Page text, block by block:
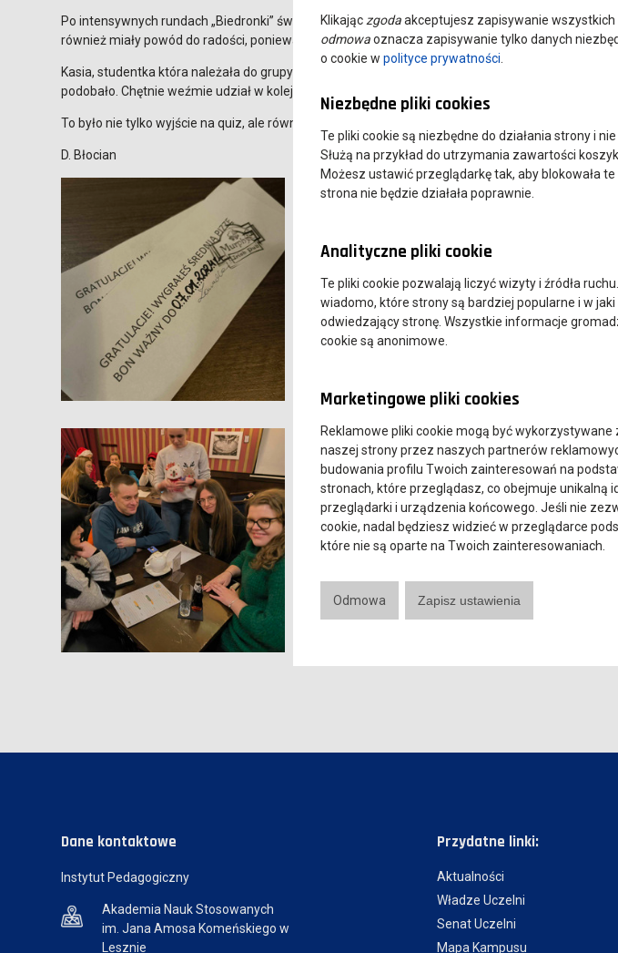
Po intensywnych rundach „Biedronki” świętowały swój sukces, gdy okazało się, że zdobyły 4.
również miały powód do radości, ponieważ zdobyły nagrodę specjalną za pytanie dodatkowe.
Kasia, studentka która należała do grupy Lisków, powiedziała, że pierwszy raz brała udział w
podobało. Chętnie weźmie udział w kolejnej edycji gry.
To było nie tylko wyjście na quiz, ale również okazja do wspólnego spędzenia czasu i zacieśnienia
D. Błocian
Dane kontaktowe
Instytut Pedagogiczny
Akademia Nauk Stosowanych
im. Jana Amosa Komeńskiego w
Lesznie
Przydatne linki:
Aktualności
Władze Uczelni
Senat Uczelni
Mapa Kampusu
Klikając zgodaakceptujesz zapisywanie
odmowaoznacza zapisywanie tylko danych
o cookie w polityce prywatności
Niezbędne pliki cookies
Te pliki cookie są niezbędne do działania strony i
Służą na przykład do utrzymania zawartości
Możesz ustawić przeglądarkę tak, aby blokowała
strona nie będzie działała poprawnie.
Analityczne pliki cookie
Te pliki cookie pozwalają liczyć wizyty i źródła
wiadomo, które strony są bardziej popularne i w
odwiedzający stronę. Wszystkie informacje
cookie są anonimowe.
Marketingowe pliki cookies
Reklamowe pliki cookie mogą być
naszej strony przez naszych partnerów
budowania profilu Twoich zainteresowań na
stronach, które przeglądasz, co obejmuje unikalną
przeglądarki i urządzenia końcowego. Jeśli nie
cookie, nadal będziesz widzieć w przeglądarce
które nie są oparte na Twoich zainteresowaniach.
Odmowa Zapisz ustawienia